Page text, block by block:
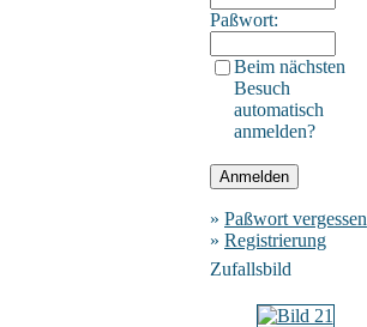
Paßwort:
Beim nächsten
Besuch
automatisch
anmelden?
» Paßwort vergessen
» Registrierung
Zufallsbild